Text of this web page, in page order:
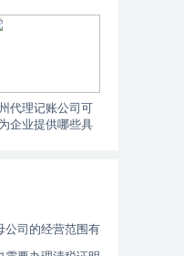
模？
代理记账公司可
企业提供哪些具
公司的经营范围有